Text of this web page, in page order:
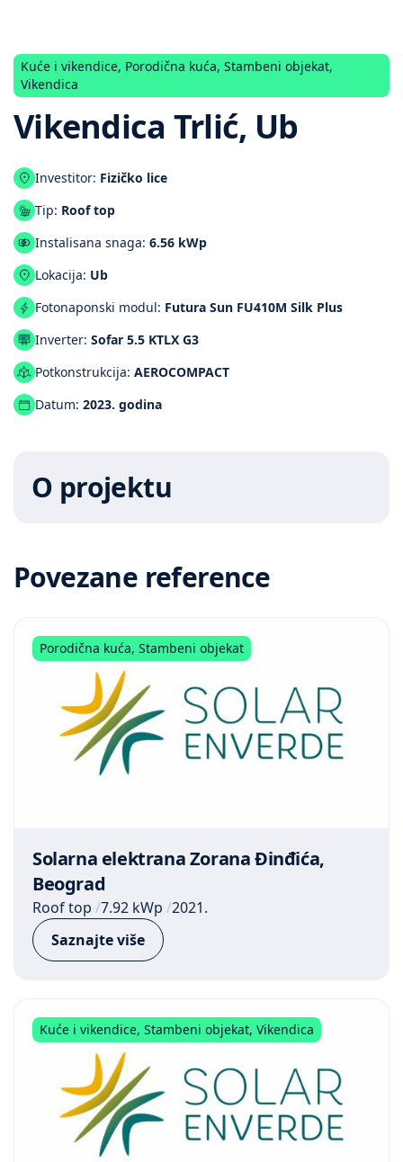
Kuće i vikendice, Porodična kuća, Stambeni objekat,
Vikendica
Vikendica Trlić, Ub
Investitor: Fizičko lice
Tip: Roof top
Instalisana snaga: 6.56 kWp
Lokacija: Ub
Fotonaponski modul: Futura Sun FU410M Silk Plus
Inverter: Sofar 5.5 KTLX G3
Potkonstrukcija: AEROCOMPACT
Datum: 2023. godina
O projektu
Povezane reference
Porodična kuća, Stambeni objekat
Solarna elektrana Zorana Đinđića,
Beograd
Roof top 7.92 kWp 2021.
Saznajte više
Kuće i vikendice, Stambeni objekat, Vikendica